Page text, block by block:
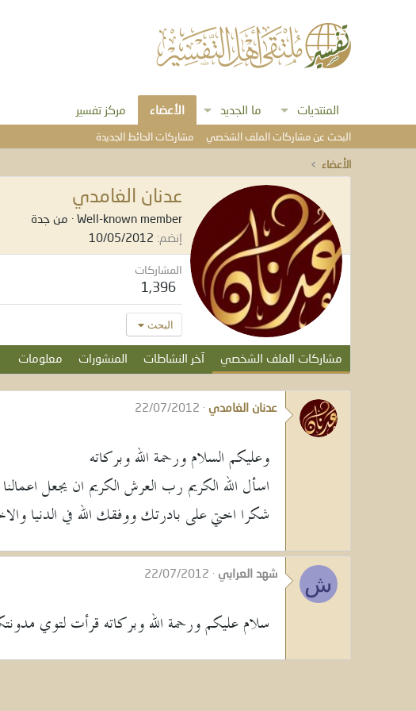
المنتديات ما الجديد الأعضاء مركز تفسير
البحث عن مشاركات الملف الشخصي مشاركات الحائط الجديدة
الأعضاء
عدنان الغامدي
Well-known member
· من جدة
إنضم 10/05/2012
المشاركات
1,396
البحث
مشاركات الملف الشخصي آخر النشاطات المنشورات معلومات
عدنان الغامدي 22/07/2012
وعليكم السلام ورحمة الله وبركاته
اسأل الله الكريم رب العرش الكريم ان يجعل
شكرا اختي على بادرتك ووفقك الله في الدنيا
ش شهد العرابي 22/07/2012
سلام عليكم ورحمة الله وبركاته قرأت لتوي